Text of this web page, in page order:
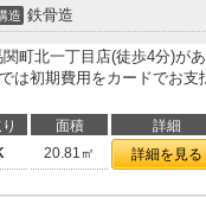
造 鉄骨造
町北一丁目店(徒歩4分)が
は初期費用をカードでお支
面積 詳細
20.81㎡ 詳細を見る